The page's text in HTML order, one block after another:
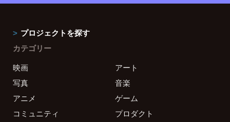
プロジェクトを探す
カテゴリー
映画
アート
写真
音楽
アニメ
ゲーム
コミュニティ
プロダクト